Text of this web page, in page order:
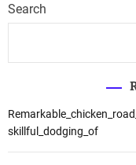
Search
skillful_dodging_of